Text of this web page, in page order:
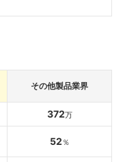
その他製品業界
372万
52 ％